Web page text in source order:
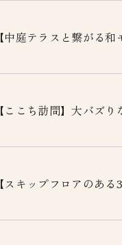
【中庭テラスと繋がる
【ここち訪問】大バズ
【スキップフロアのあ